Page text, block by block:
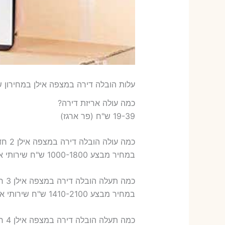
עלות הובלה דירה במצפה אילן במחירון
כמה עולה אריזת דירה​?
19-39 ש"ח (פר ארגז)
כמה עולה הובלה דירה במצפה אילן 2 חדרים פלוס עלות אריזת דירה ?
במחיר מבצע 1000-1800 ש"ח שירותי אריזת שני חדרים – 700-900 ש"ח
כמה תעלה הובלה דירה במצפה אילן 3 חדרים פלוס עלות אריזת דירה ?
במחיר מבצע 1410-2100 ש"ח שירותי אריזת שלושה חדרים – 1,000-1,200 ש"ח
כמה תעלה הובלה דירה במצפה אילן 4 חדרים פלוס עלות אריזת דירה ?